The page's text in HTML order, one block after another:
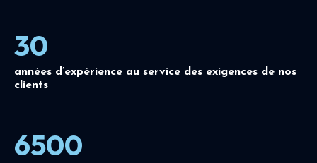
30
années d’expérience au service des exigences de nos
clients
6500